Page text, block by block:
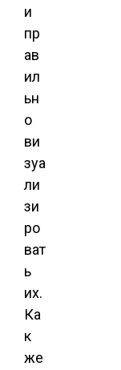
и
пр
ав
ил
ьн
о
ви
зуа
ли
зи
ро
ват
ь
их.
Ка
к
же